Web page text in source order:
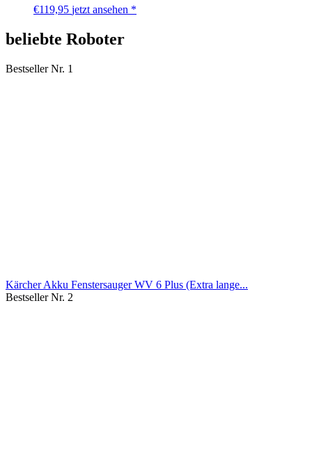
€119,95 jetzt ansehen *
beliebte Roboter
Bestseller Nr. 1
Kärcher Akku Fenstersauger WV 6 Plus (Extra lange...
Bestseller Nr. 2